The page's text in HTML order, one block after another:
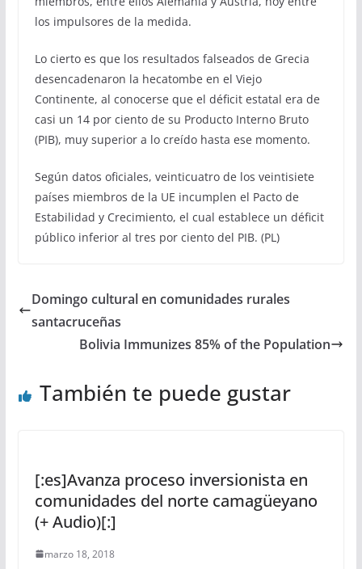
los impulsores de la medida.
Lo cierto es que los resultados falseados de Grecia
desencadenaron la hecatombe en el Viejo
Continente, al conocerse que el déficit estatal era de
casi un 14 por ciento de su Producto Interno Bruto
(PIB), muy superior a lo creído hasta ese momento.
Según datos oficiales, veinticuatro de los veintisiete
países miembros de la UE incumplen el Pacto de
Estabilidad y Crecimiento, el cual establece un déficit
público inferior al tres por ciento del PIB. (PL)
Domingo cultural en comunidades rurales
santacruceñas
Bolivia Immunizes 85% of the Population
También te puede gustar
[:es]Avanza proceso inversionista en
comunidades del norte camagüeyano
(+ Audio)[:]
marzo 18, 2018